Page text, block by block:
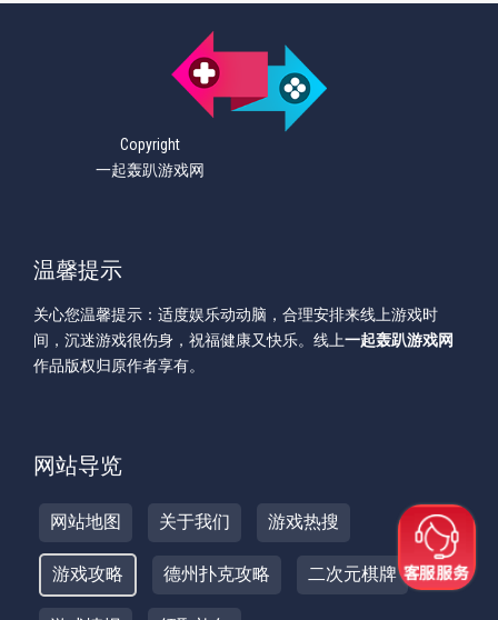
Copyright
一起轰趴游戏网
温馨提示
关心您温馨提示：适度娱乐动动脑，合理安排来线上游戏时
间，沉迷游戏很伤身，祝福健康又快乐。线上一起轰趴游戏网
作品版权归原作者享有。
网站导览
网站地图 关于我们 游戏热搜
游戏攻略 德州扑克攻略 二次元棋牌